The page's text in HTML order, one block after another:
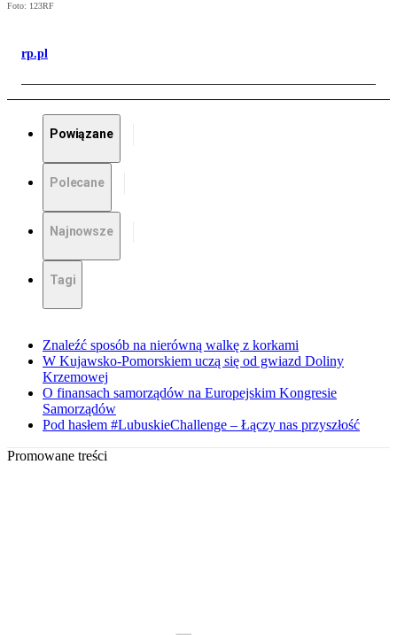
Foto: 123RF
rp.pl
Powiązane
Polecane
Najnowsze
Tagi
Znaleźć sposób na nierówną walkę z korkami
W Kujawsko-Pomorskiem uczą się od gwiazd Doliny
Krzemowej
O finansach samorządów na Europejskim Kongresie
Samorządów
Pod hasłem #LubuskieChallenge – Łączy nas przyszłość
Promowane treści